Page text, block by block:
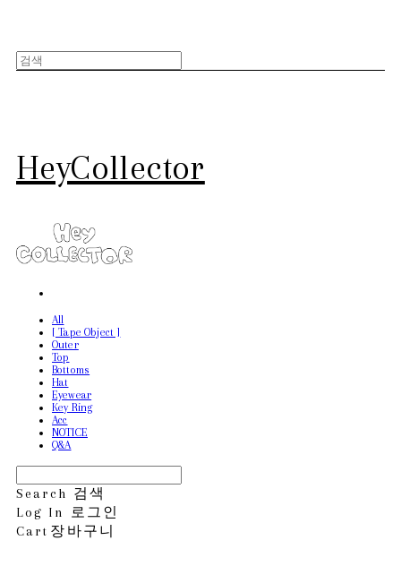
HeyCollector
All
[ Tape Object ]
Outer
Top
Bottoms
Hat
Eyewear
Key Ring
Acc
NOTICE
Q&A
Search 검색
Log In
로그인
Cart 장바구니